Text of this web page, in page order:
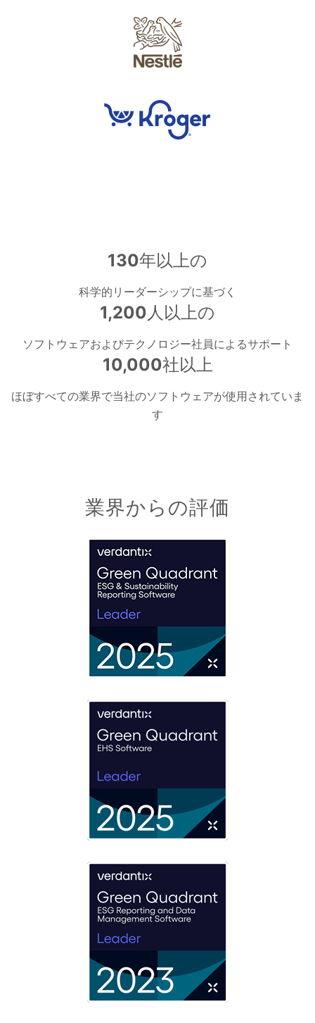
130年以上の
科学的リーダーシップに基づく
1,200 人以上の
ソフトウェアおよびテクノロジー社員によるサポート
10,000社以上
ほぼすべての業界で当社のソフトウェアが使用されていま
す
業界からの評価